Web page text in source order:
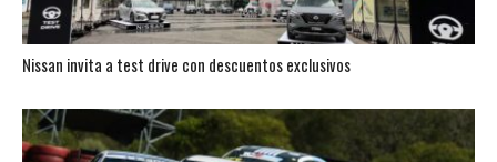
Nissan invita a test drive con descuentos exclusivos